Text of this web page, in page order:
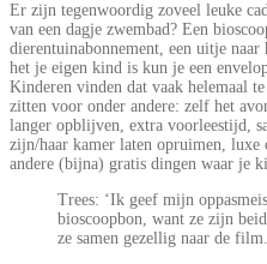
Er zijn tegenwoordig zoveel leuke
van een dagje zwembad? Een
dierentuinabonnement, een uitje
het je eigen kind is kun je een
Kinderen vinden dat vaak helemaal
zitten voor onder andere: zelf het
langer opblijven, extra voorleestijd,
zijn/haar kamer laten opruimen, luxe
andere (bijna) gratis dingen waar je
Trees: ‘Ik geef mijn
bioscoopbon, want ze zijn
ze samen gezellig naar de